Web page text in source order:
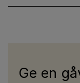
Ge en